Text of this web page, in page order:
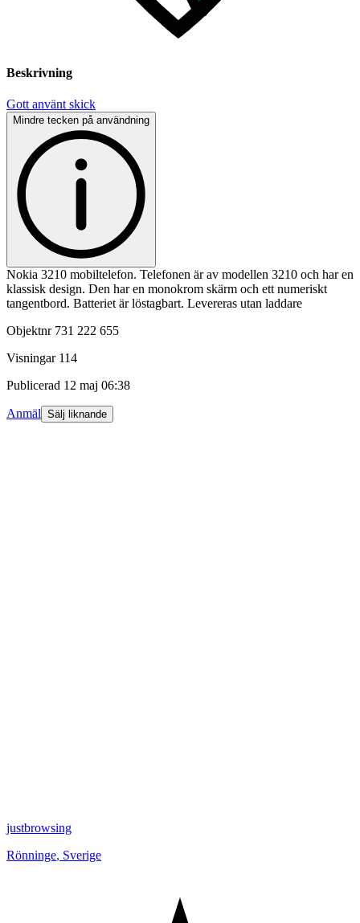
Beskrivning
Gott använt skick
Mindre tecken på användning
Nokia 3210 mobiltelefon. Telefonen är av modellen 3210 och har en
klassisk design. Den har en monokrom skärm och ett numeriskt
tangentbord. Batteriet är löstagbart. Levereras utan laddare
Objektnr 731 222 655
Visningar 114
Publicerad 12 maj 06:38
Anmäl Sälj liknande
justbrowsing
Rönninge, Sverige